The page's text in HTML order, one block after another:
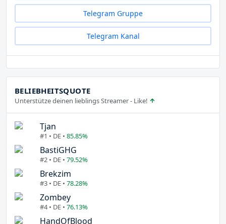
Telegram Gruppe
Telegram Kanal
BELIEBHEITSQUOTE
Unterstütze deinen lieblings Streamer - Like!
Tjan
#1 • DE • 85.85%
BastiGHG
#2 • DE • 79.52%
Brekzim
#3 • DE • 78.28%
Zombey
#4 • DE • 76.13%
HandOfBlood